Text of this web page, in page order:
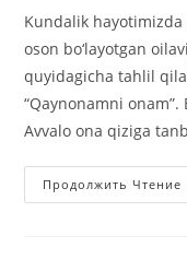
записи:
Kundalik hayotimizda
oson bo‘layotgan
quyidagicha tahlil
“Qaynonamni
Avvalo ona qiziga
Продолжить Чтение